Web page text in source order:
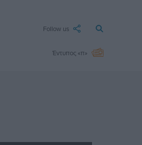
Follow us
Έντυπος «π»